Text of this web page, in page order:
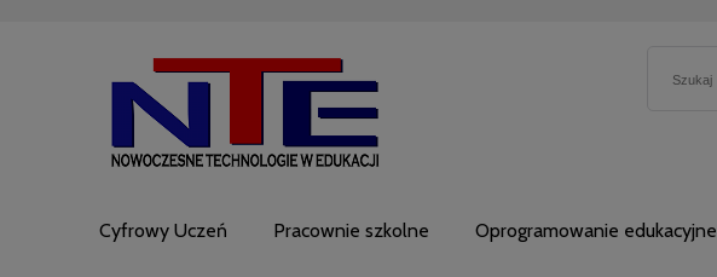
Cyfrowy Uczeń Pracownie szkolne Oprogramowanie edukacyjne